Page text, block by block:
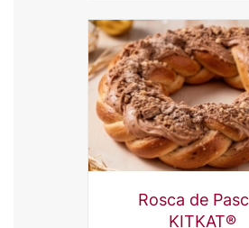
Rosca de
KITKAT®